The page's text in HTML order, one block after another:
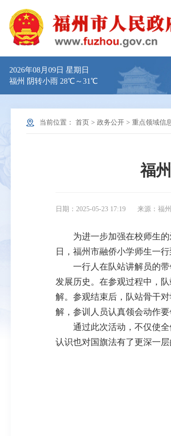
2026年08月09日 星期日
福州 阴转小雨 28℃～31℃
当前位置： 首页 > 政务公开 > 重点领域信
福
日期：2025-05-23 17:19 来源：福
为进一步加强在校师生的
日，福州市融侨小学师生一
一行人在队站讲解员的带
发展历史。在参观过程中，
解。参观结束后，队站骨干
解，参训人员认真领会动作
通过此次活动，不仅使全
认识也对国旗法有了更深一层